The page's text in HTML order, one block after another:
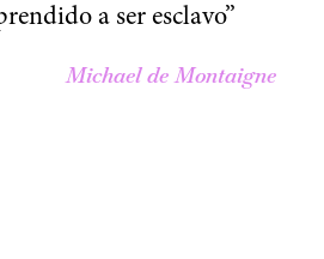
a ser esclavo”
Michael de Montaigne